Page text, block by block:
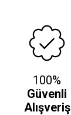
100%
Güvenli
Alışveriş